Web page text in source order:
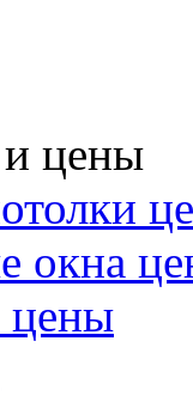
цены
окна
цены